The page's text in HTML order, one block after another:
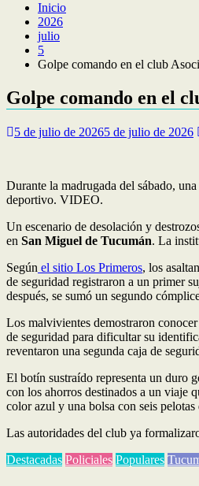
Inicio
2026
julio
5
Golpe comando en el club
Golpe comando en el
5 de julio de 20265 de julio de 2026
Durante la madrugada del sábado,
deportivo. VIDEO.
Un escenario de desolación y
en San Miguel de Tucumán. La
Según el sitio Los Primeros, los
de seguridad registraron a un primer
después, se sumó un segundo
Los malvivientes demostraron
de seguridad para dificultar su
reventaron una segunda caja de
El botín sustraído representa un duro
con los ahorros destinados a un viaje
color azul y una bolsa con seis pelotas
Las autoridades del club ya
Destacadas Policiales Populares